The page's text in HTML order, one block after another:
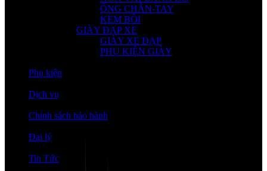
ỐNG CHÂN-TAY
KEM BÔI
GIÀY ĐẠP XE
GIÀY XE ĐẠP
PHỤ KIỆN GIÀY
Phụ kiện
Dịch vụ
Chính sách bảo hành
Đại lý
Tin Tức